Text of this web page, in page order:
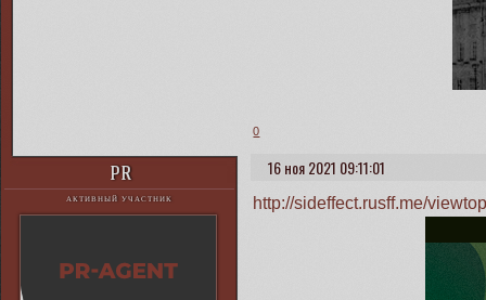
0
16 ноя 2021 09:11:01
PR
АКТИВНЫЙ УЧАСТНИК http://sideffect.rusff.me/